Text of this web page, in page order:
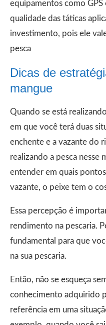
equipamentos como GPS
qualidade das táticas
investimento, pois ele
pesca
Dicas de
mangue
Quando se está
em que você terá duas
enchente e a vazante do
realizando a pesca nesse
entender em quais
vazante, o peixe tem o
Essa percepção é
rendimento na pescaria.
fundamental para que
na sua pescaria.
Então, não se esqueça
conhecimento adquirido
referência em uma